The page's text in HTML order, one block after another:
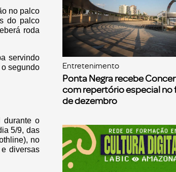
no palco
do palco
roda
servindo
segundo
durante o
5/9, das
no
diversas
Entretenimento
Ponta Negra recebe
com repertório especial no
de dezembro